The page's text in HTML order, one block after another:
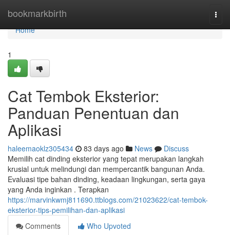
bookmarkbirth
Home
Home
1
Cat Tembok Eksterior:
Panduan Penentuan dan
Aplikasi
haleemaoklz305434 83 days ago News
Discuss
Memilih cat dinding eksterior yang tepat merupakan langkah
krusial untuk melindungi dan mempercantik bangunan Anda.
Evaluasi tipe bahan dinding, keadaan lingkungan, serta gaya
yang Anda inginkan . Terapkan
https://marvinkwmj811690.ttblogs.com/21023622/cat-tembok-
eksterior-tips-pemilihan-dan-aplikasi
Comments
Who Upvoted